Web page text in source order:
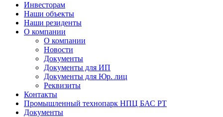
Инвесторам
Наши объекты
Наши резиденты
О компании
О компании
Новости
Документы
Документы для ИП
Документы для Юр. лиц
Реквизиты
Контакты
Промышленный технопарк НПЦ БАС РТ
Документы